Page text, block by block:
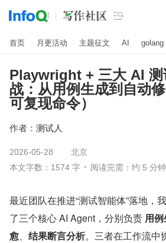

首页 月更活动 主题征文 AI golang
Playwright + 三大 AI 测
战：从用例生成到自动
可复现命令）
作者： 测试人
2026-05-28
北京
本文字数：1574 字
阅读完需：约 5 分钟
最近团队在推进“测试智能体”落地，
了三个核心 AI Agent，分别负责 用
愈、 结果断言分析。三者在工作流中